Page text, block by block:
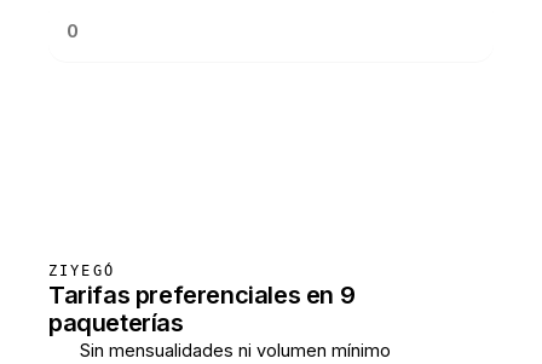
ZIYEGÓ
Tarifas preferenciales en 9
paqueterías
Sin mensualidades ni volumen mínimo